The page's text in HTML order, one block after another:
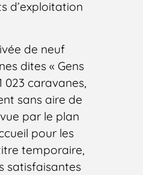
d’exploitation
de neuf
dites « Gens
023 caravanes,
sans aire de
par le plan
pour les
temporaire,
satisfaisantes